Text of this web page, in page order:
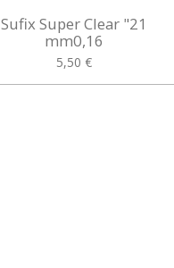
Sufix Super Clear "21
mm0,16
5,50 €